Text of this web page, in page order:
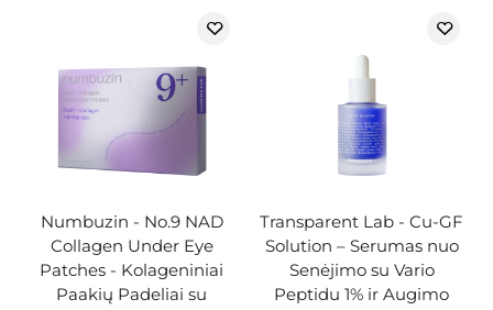
Numbuzin - No.9 NAD
Collagen Under Eye
Patches - Kolageniniai
Paakių Padeliai su
Transparent Lab - Cu-GF
Solution – Serumas nuo
Senėjimo su Vario
Peptidu 1% ir Augimo